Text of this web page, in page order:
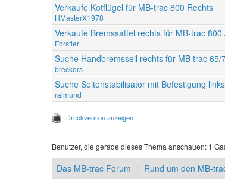
Verkaufe Kotflügel für MB-trac 800 Rechts
HMasterX1978
Verkaufe Bremssattel rechts für MB-trac
Forstler
Suche Handbremsseil rechts für MB trac 65/
breckers
Suche Seitenstabilisator mit Befestigung
raimund
Druckversion anzeigen
Benutzer, die gerade dieses Thema anschauen: 1
Das MB-trac Forum Rund um den MB-